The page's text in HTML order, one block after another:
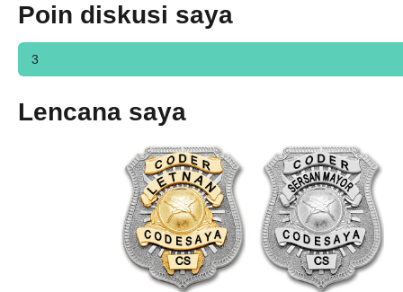
Poin diskusi saya
3
Lencana saya